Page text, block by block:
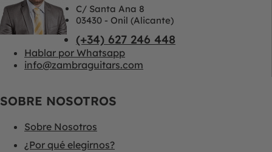
C/ Santa Ana 8
03430 - Onil (Alicante)
(+34) 627 246 448
Hablar por Whatsapp
info@zambraguitars.com
SOBRE NOSOTROS
Sobre Nosotros
¿Por qué elegirnos?